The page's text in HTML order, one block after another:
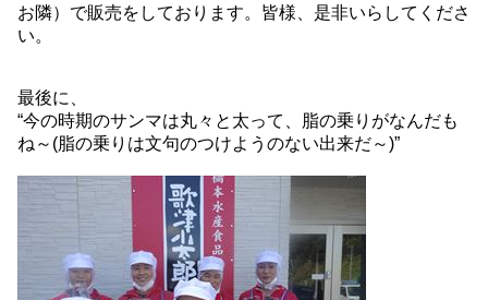
お隣）で販売をしております。皆様、是非いらしてくださ
い。
最後に、
“今の時期のサンマは丸々と太って、脂の乗りがなんだも
ね～(脂の乗りは文句のつけようのない出来だ～)”